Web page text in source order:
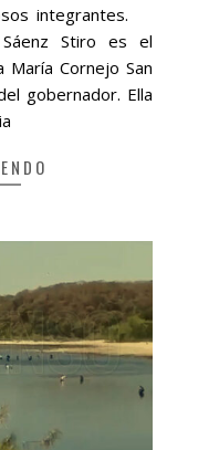
integrantes.
Stiro es el
María Cornejo San
gobernador. Ella